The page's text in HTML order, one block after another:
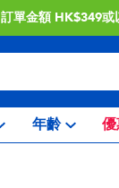
訂單金額 HK$349或
年齡